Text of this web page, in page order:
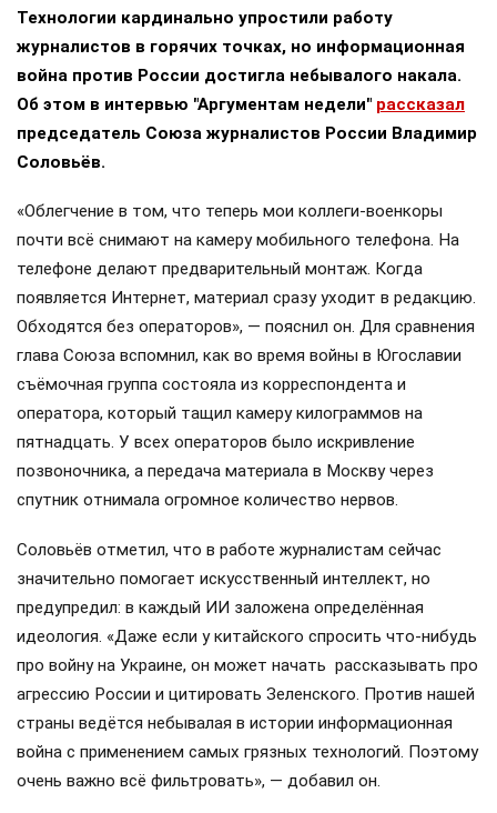
Технологии кардинально упростили работу
журналистов в горячих точках, но информационная
война против России достигла небывалого накала.
Об этом в интервью "Аргументам недели" рассказал
председатель Союза журналистов России Владимир
Соловьёв.
«Облегчение в том, что теперь мои коллеги-военкоры
почти всё снимают на камеру мобильного телефона. На
телефоне делают предварительный монтаж. Когда
появляется Интернет, материал сразу уходит в редакцию.
Обходятся без операторов», — пояснил он. Для сравнения
глава Союза вспомнил, как во время войны в Югославии
съёмочная группа состояла из корреспондента и
оператора, который тащил камеру килограммов на
пятнадцать. У всех операторов было искривление
позвоночника, а передача материала в Москву через
спутник отнимала огромное количество нервов.
Соловьёв отметил, что в работе журналистам сейчас
значительно помогает искусственный интеллект, но
предупредил: в каждый ИИ заложена определённая
идеология. «Даже если у китайского спросить что-нибудь
про войну на Украине, он может начать рассказывать про
агрессию России и цитировать Зеленского. Против нашей
страны ведётся небывалая в истории информационная
война с применением самых грязных технологий. Поэтому
очень важно всё фильтровать», — добавил он.